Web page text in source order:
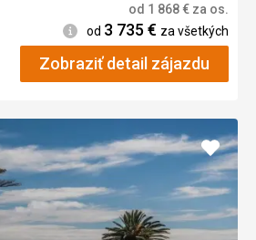
od 1 868€ za os.
Informácie
od 3 735€ za všetkých
Zobraziť detail zájazdu
Pridať
do